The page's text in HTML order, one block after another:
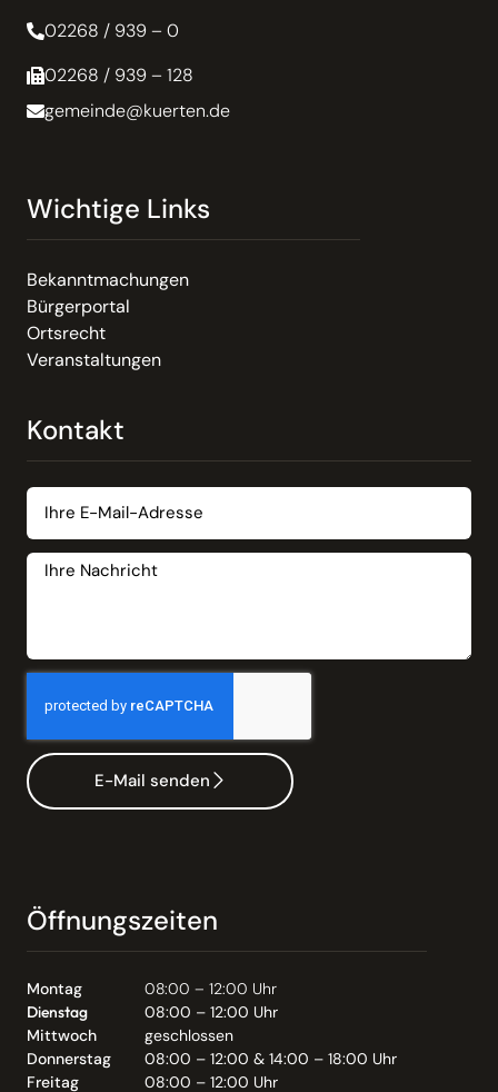
02268 / 939 – 0
02268 / 939 – 128
gemeinde@kuerten.de
Wichtige Links
Bekanntmachungen
Bürgerportal
Ortsrecht
Veranstaltungen
Kontakt
E-Mail senden
Öffnungszeiten
Montag
08:00 – 12:00 Uhr
Dienstag
08:00 – 12:00 Uhr
Mittwoch
geschlossen
Donnerstag
08:00 – 12:00 & 14:00 – 18:00 Uhr
Freitag
08:00 – 12:00 Uhr